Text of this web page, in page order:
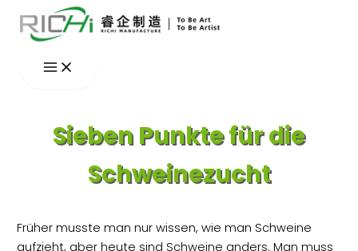
Zum
Inhalt
Sieben Punkte für die
Schweinezucht
Früher musste man nur wissen, wie man Schweine
aufzieht, aber heute sind Schweine anders. Man muss